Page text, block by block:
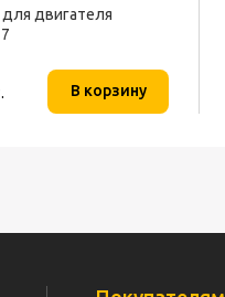
двигателя
В корзину